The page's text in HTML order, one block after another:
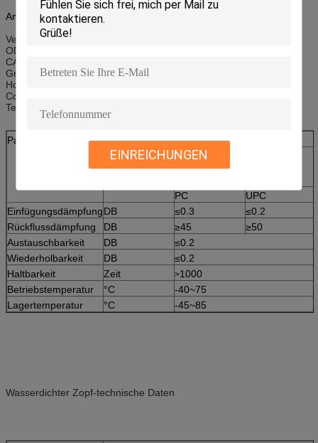
EINREICHUNGEN
Anwendung:
Verbindung der Lichtwellenleiterübertragungsausrüstung
ODF des optischen Übertragungssystems
CATV
Grafikübertragungsnetz der hohen Qualität
Hochgeschwindigkeitsdatenübertragungsnetz
Computernetzwerke
Telekommunikationsnetze
Parameter Einheit
LC/SC/ST/FC
Inspektion (9/125)
PC UPC
EinfügungsdämpfungDB ≤0.3 ≤0.2
Rückflussdämpfung
DB ≥45 ≥50
Austauschbarkeit
DB
≤0.2
Wiederholbarkeit
DB
≤0.2
Haltbarkeit
Zeit >1000
Betriebstemperatur
°C
-40~75
Lagertemperatur
°C -45~85
Wasserdichter Zopf-technische Daten